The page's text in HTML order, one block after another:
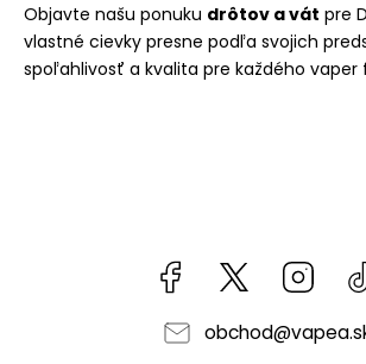
Objavte našu ponuku drôtov a vát pre
vlastné cievky presne podľa svojich
spoľahlivosť a kvalita pre každého vaper
Facebook kzifcak85131
obchod@